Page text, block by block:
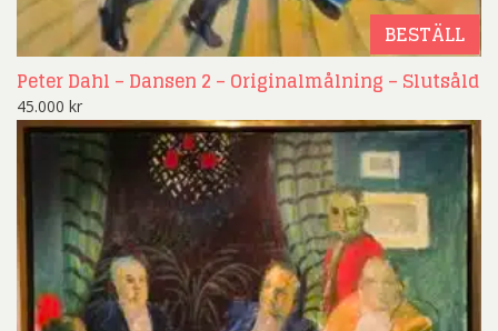
BESTÄLL
Peter Dahl – Dansen 2 – Originalmålning – Slutsåld
45.000 kr